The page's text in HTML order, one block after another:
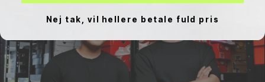
Nej tak, vil hellere betale fuld pris